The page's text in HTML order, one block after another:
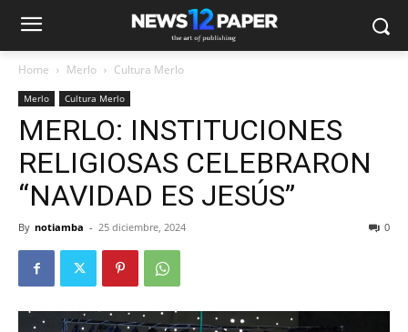
Home Merlo Cultura Merlo
Merlo Cultura Merlo
MERLO: INSTITUCIONES
RELIGIOSAS CELEBRARON
“NAVIDAD ES JESÚS”
By notiamba - 25 diciembre, 2024 0